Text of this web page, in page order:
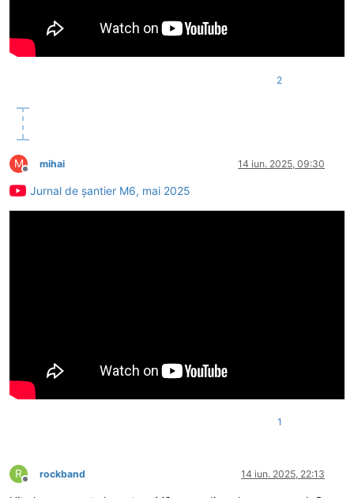
2
M
Deconectat
mihai 14 iun. 2025, 09:30
Jurnal de șantier M6, mai 2025
1
R
Deconectat
rockband 14 iun. 2025, 22:13